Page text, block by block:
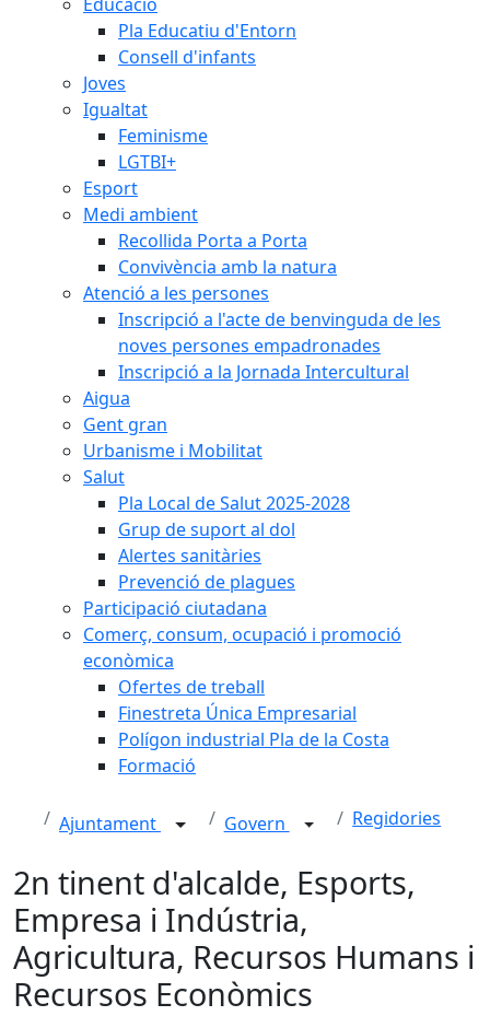
Pla Educatiu d'Entorn
Consell d'infants
Joves
Igualtat
Feminisme
LGTBI+
Esport
Medi ambient
Recollida Porta a Porta
Convivència amb la natura
Atenció a les persones
Inscripció a l'acte de benvinguda de les
noves persones empadronades
Inscripció a la Jornada Intercultural
Aigua
Gent gran
Urbanisme i Mobilitat
Salut
Pla Local de Salut 2025-2028
Grup de suport al dol
Alertes sanitàries
Prevenció de plagues
Participació ciutadana
Comerç, consum, ocupació i promoció
econòmica
Ofertes de treball
Finestreta Única Empresarial
Polígon industrial Pla de la Costa
Formació
Ajuntament Govern Regidories
2n tinent d'alcalde, Esports,
Empresa i Indústria,
Agricultura, Recursos Humans i
Recursos Econòmics